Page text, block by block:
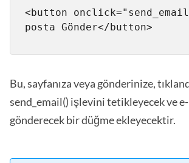
<button
posta Gönder</button>
Bu, sayfanıza veya gönderinize,
send_email() işlevini tetikleyecek ve
gönderecek bir düğme ekleyecektir.